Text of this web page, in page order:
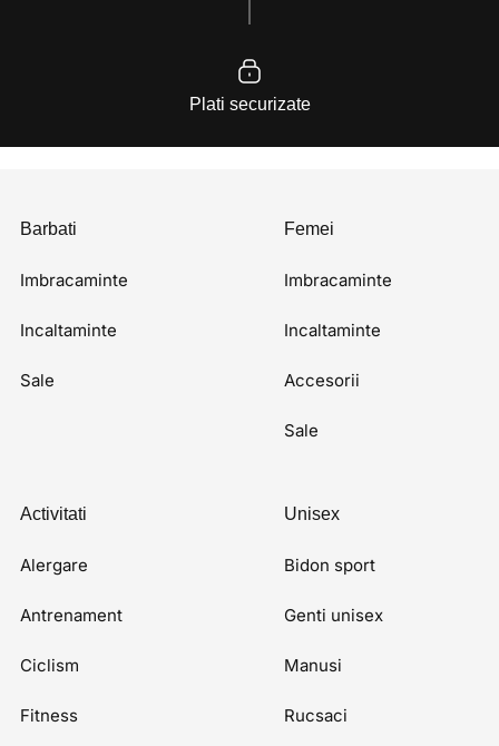
Plati securizate
Barbati
Imbracaminte
Incaltaminte
Sale
Femei
Imbracaminte
Incaltaminte
Accesorii
Sale
Activitati
Alergare
Antrenament
Ciclism
Fitness
Unisex
Bidon sport
Genti unisex
Manusi
Rucsaci